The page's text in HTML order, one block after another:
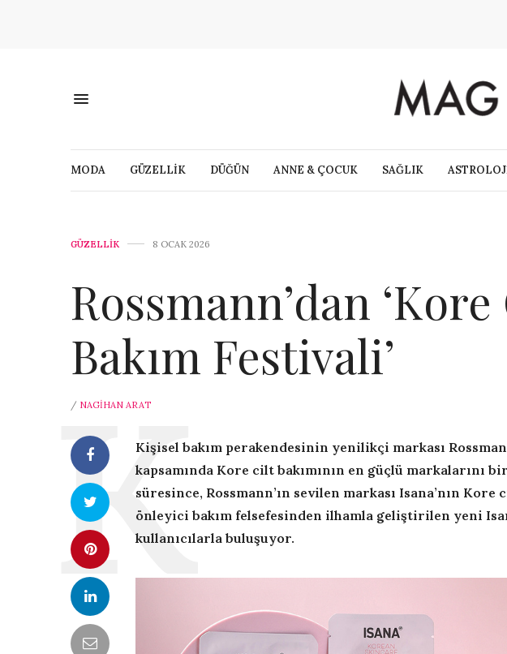
MODA GÜZELLİK DÜĞÜN ANNE & ÇOCUK SAĞLIK
GÜZELLİK 8 OCAK 2026
Rossmann’dan
Bakım Festivali’
/ NAGIHAN ARAT
Kişisel bakım perakendesinin yenilikçi markası
kapsamında Kore cilt bakımının en güçlü markalarını
süresince, Rossmann’ın sevilen markası Isana’nın
önleyici bakım felsefesinden ilhamla geliştirilen yeni
kullanıcılarla buluşuyor.